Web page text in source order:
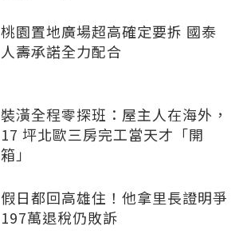
桃園置地廣場超高確定要拆 國泰
人壽承諾全力配合
裝潢全程零探班：屋主人在海外，
17 坪北歐三房完工當天才「開
箱」
假日都回高雄住！他拿里長證明爭
197萬退稅仍敗訴